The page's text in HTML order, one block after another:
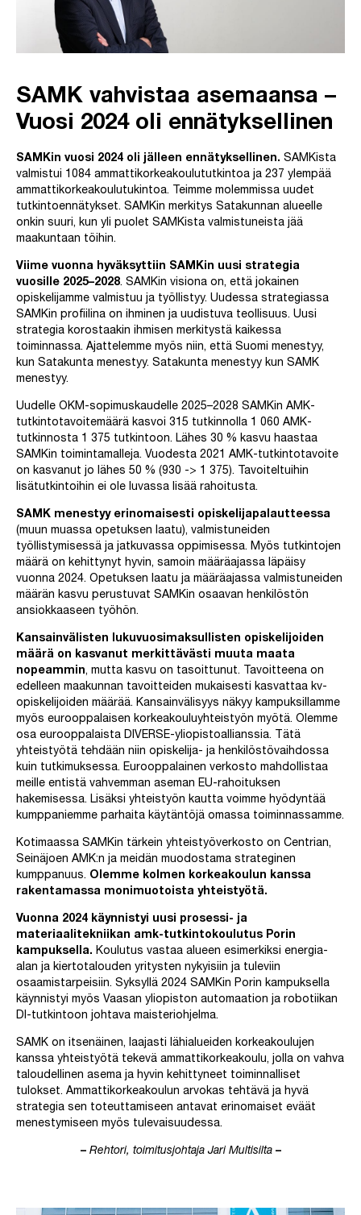
SAMK vahvistaa asemaansa –
Vuosi 2024 oli ennätyksellinen
SAMKin vuosi 2024 oli jälleen ennätyksellinen. SAMKista
valmistui 1084 ammattikorkeakoulututkintoa ja 237 ylempää
ammattikorkeakoulutukintoa. Teimme molemmissa uudet
tutkintoennätykset. SAMKin merkitys Satakunnan alueelle
onkin suuri, kun yli puolet SAMKista valmistuneista jää
maakuntaan töihin.
Viime vuonna hyväksyttiin SAMKin uusi strategia
vuosille 2025–2028. SAMKin visiona on, että jokainen
opiskelijamme valmistuu ja työllistyy. Uudessa strategiassa
SAMKin profiilina on ihminen ja uudistuva teollisuus. Uusi
strategia korostaakin ihmisen merkitystä kaikessa
toiminnassa. Ajattelemme myös niin, että Suomi menestyy,
kun Satakunta menestyy. Satakunta menestyy kun SAMK
menestyy.
Uudelle OKM-sopimuskaudelle 2025–2028 SAMKin AMK-
tutkintotavoitemäärä kasvoi 315 tutkinnolla 1 060 AMK-
tutkinnosta 1 375 tutkintoon. Lähes 30 % kasvu haastaa
SAMKin toimintamalleja. Vuodesta 2021 AMK-tutkintotavoite
on kasvanut jo lähes 50 % (930 -> 1 375). Tavoiteltuihin
lisätutkintoihin ei ole luvassa lisää rahoitusta.
SAMK menestyy erinomaisesti opiskelijapalautteessa
(muun muassa opetuksen laatu), valmistuneiden
työllistymisessä ja jatkuvassa oppimisessa. Myös tutkintojen
määrä on kehittynyt hyvin, samoin määräajassa läpäisy
vuonna 2024. Opetuksen laatu ja määräajassa valmistuneiden
määrän kasvu perustuvat SAMKin osaavan henkilöstön
ansiokkaaseen työhön.
Kansainvälisten lukuvuosimaksullisten opiskelijoiden
määrä on kasvanut merkittävästi muuta maata
nopeammin, mutta kasvu on tasoittunut. Tavoitteena on
edelleen maakunnan tavoitteiden mukaisesti kasvattaa kv-
opiskelijoiden määrää. Kansainvälisyys näkyy kampuksillamme
myös eurooppalaisen korkeakouluyhteistyön myötä. Olemme
osa eurooppalaista DIVERSE-yliopistoallianssia. Tätä
yhteistyötä tehdään niin opiskelija- ja henkilöstövaihdossa
kuin tutkimuksessa. Eurooppalainen verkosto mahdollistaa
meille entistä vahvemman aseman EU-rahoituksen
hakemisessa. Lisäksi yhteistyön kautta voimme hyödyntää
kumppaniemme parhaita käytäntöjä omassa toiminnassamme.
Kotimaassa SAMKin tärkein yhteistyöverkosto on Centrian,
Seinäjoen AMK:n ja meidän muodostama strateginen
kumppanuus. Olemme kolmen korkeakoulun kanssa
rakentamassa monimuotoista yhteistyötä.
Vuonna 2024 käynnistyi uusi prosessi- ja
materiaalitekniikan amk-tutkintokoulutus Porin
kampuksella. Koulutus vastaa alueen esimerkiksi energia-
alan ja kiertotalouden yritysten nykyisiin ja tuleviin
osaamistarpeisiin. Syksyllä 2024 SAMKin Porin kampuksella
käynnistyi myös Vaasan yliopiston automaation ja robotiikan
DI-tutkintoon johtava maisteriohjelma.
SAMK on itsenäinen, laajasti lähialueiden korkeakoulujen
kanssa yhteistyötä tekevä ammattikorkeakoulu, jolla on vahva
taloudellinen asema ja hyvin kehittyneet toiminnalliset
tulokset. Ammattikorkeakoulun arvokas tehtävä ja hyvä
strategia sen toteuttamiseen antavat erinomaiset eväät
menestymiseen myös tulevaisuudessa.
– Rehtori, toimitusjohtaja Jari Multisilta –